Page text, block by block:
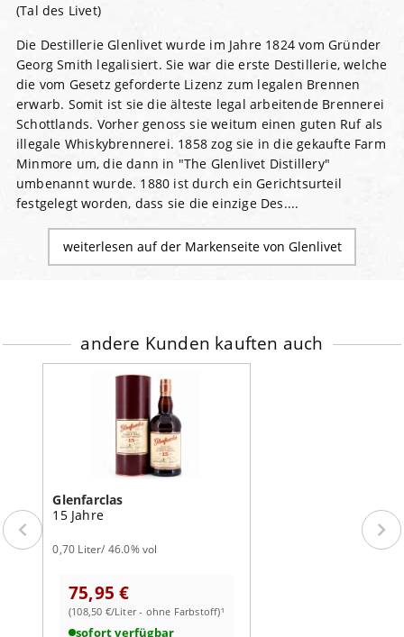
(Tal des Livet)
Die Destillerie Glenlivet wurde im Jahre 1824 vom Gründer
Georg Smith legalisiert. Sie war die erste Destillerie, welche
die vom Gesetz geforderte Lizenz zum legalen Brennen
erwarb. Somit ist sie die älteste legal arbeitende Brennerei
Schottlands. Vorher genoss sie weitum einen guten Ruf als
illegale Whiskybrennerei. 1858 zog sie in die gekaufte Farm
Minmore um, die dann in "The Glenlivet Distillery"
umbenannt wurde. 1880 ist durch ein Gerichtsurteil
festgelegt worden, dass sie die einzige Des....
weiterlesen auf der Markenseite von Glenlivet
andere Kunden kauften auch
Glenfarclas
15 Jahre
0,70 Liter/ 46.0% vol
75,95 €
(108,50 €/Liter - ohne Farbstoff)¹
sofort verfügbar